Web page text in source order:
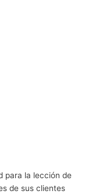
para la lección de
de sus clientes